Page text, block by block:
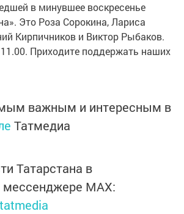
в минувшее воскресенье
Это Роза Сорокина, Лариса
Кирпичников и Виктор Рыбаков.
Приходите поддержать наших
важным и интересным в
Татмедиа
Татарстана в
мессенджере MАХ: